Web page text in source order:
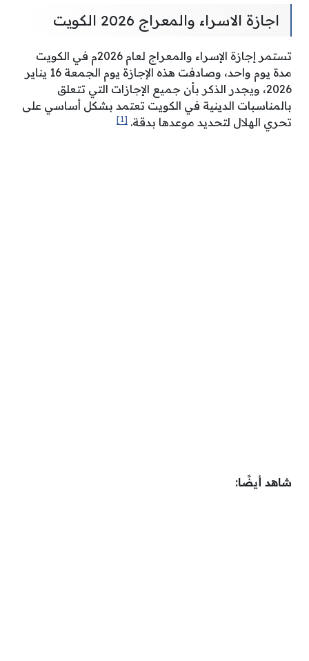
اجازة الاسراء والمعراج 2026 الكويت
تستمر إجازة الإسراء والمعراج لعام 2026م في الكويت
مدة يوم واحد، وصادفت هذه الإجازة يوم الجمعة 16 يناير
2026، ويجدر الذكر بأن جميع الإجازات التي تتعلق
بالمناسبات الدينية في الكويت تعتمد بشكل أساسي على
تحري الهلال لتحديد موعدها بدقة. [1]
شاهد أيضًا: